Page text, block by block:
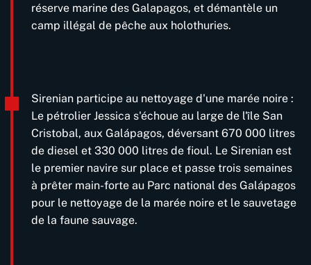
réserve marine des Galapagos, et démantèle un
camp illégal de pêche aux holothuries.
Sirenian participe au nettoyage d'une marée noire :
Le pétrolier Jessica s'échoue au large de l'île San
Cristobal, aux Galápagos, déversant 670 000 litres
de diesel et 330 000 litres de fioul. Le Sirenian est
le premier navire sur place et passe trois semaines
à prêter main-forte au Parc national des Galápagos
pour le nettoyage de la marée noire et le sauvetage
de la faune sauvage.